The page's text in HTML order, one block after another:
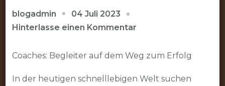
blogadmin
04 Juli 2023
Hinterlasse einen Kommentarzu
mit
Begleiter
Coaches: Begleiter auf dem Weg zum Erfolg
In der heutigen schnelllebigen Welt suchen